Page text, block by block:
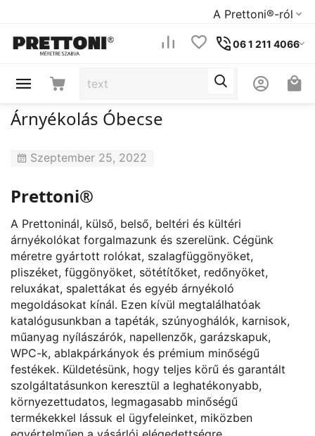
A Prettoni®-ról
06 1 211 4066
Árnyékolás Óbecse
Szeptember 25, 2022
Prettoni®
A Prettoninál, külső, belső, beltéri és kültéri
árnyékolókat forgalmazunk és szerelünk. Cégünk
méretre gyártott rolókat, szalagfüggönyöket,
pliszéket, függönyöket, sötétítőket, redőnyöket,
reluxákat, spalettákat és egyéb árnyékoló
megoldásokat kínál. Ezen kívül megtalálhatóak
katalógusunkban a tapéták, szúnyoghálók, karnisok,
műanyag nyílászárók, napellenzők, garázskapuk,
WPC-k, ablakpárkányok és prémium minőségű
festékek. Küldetésünk, hogy teljes körű és garantált
szolgáltatásunkon keresztül a leghatékonyabb,
környezettudatos, legmagasabb minőségű
termékekkel lássuk el ügyfeleinket, miközben